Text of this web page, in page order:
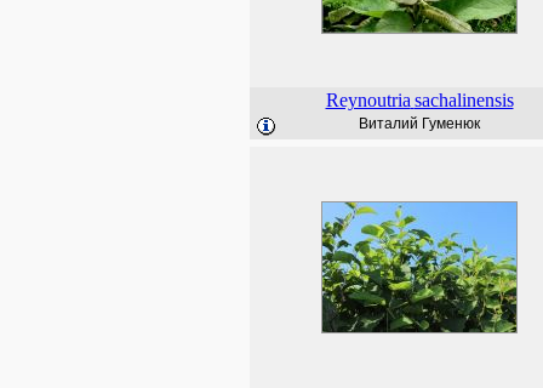
Reynoutria sachalinensis
Виталий Гуменюк